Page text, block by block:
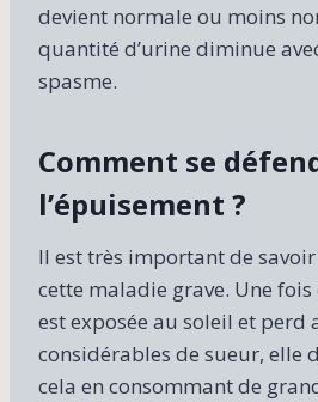
devient normale ou moins
quantité d’urine diminue
spasme.
Comment se
l’épuisement ?
Il est très important de
cette maladie grave. Une fois
est exposée au soleil et perd
considérables de sueur, elle
cela en consommant de